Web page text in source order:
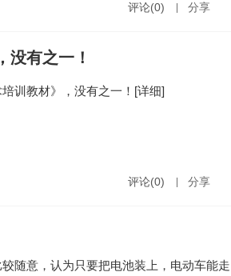
评论(0) 分享
没有之一！
训教材》，没有之一！ [详细]
评论(0) 分享
随意，认为只要把电池装上，电动车能走